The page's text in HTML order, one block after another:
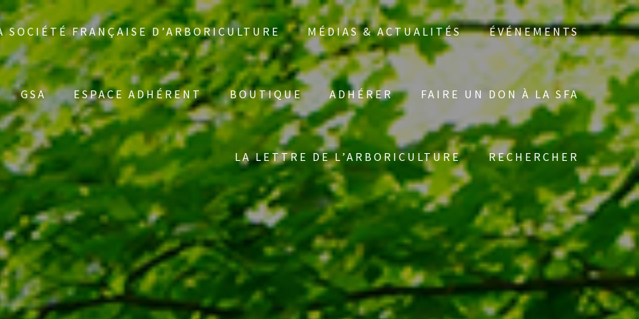
SOCIÉTÉ FRANÇAISE D’ARBORICULTURE MÉDIAS & ACTUALITÉS ÉVÉNEMENTS
GSA ESPACE ADHÉRENT BOUTIQUE ADHÉRER FAIRE UN DON À LA SFA
LA LETTRE DE L’ARBORICULTURE RECHERCHER
Search
for: